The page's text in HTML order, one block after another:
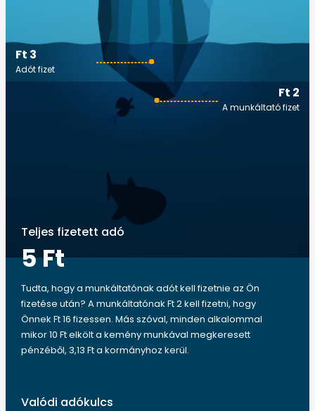
Ft 2
A munkáltató fizet
Ft 3
Adót fizet
Teljes fizetett adó
5 Ft
Tudta, hogy a munkáltatónak adót kell fizetnie az Ön
fizetése után? A munkáltatónak Ft 2 kell fizetni, hogy
Önnek Ft 16 fizessen. Más szóval, minden alkalommal
mikor 10 Ft elkölt a kemény munkával megkeresett
pénzéből, 3,13 Ft a kormányhoz kerül.
Valódi adókulcs